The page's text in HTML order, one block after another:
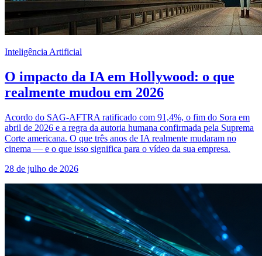
Inteligência Artificial
O impacto da IA em Hollywood: o que
realmente mudou em 2026
Acordo do SAG-AFTRA ratificado com 91,4%, o fim do Sora em
abril de 2026 e a regra da autoria humana confirmada pela Suprema
Corte americana. O que três anos de IA realmente mudaram no
cinema — e o que isso significa para o vídeo da sua empresa.
28 de julho de 2026